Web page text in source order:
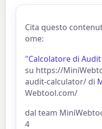
Cita questo
ome:
"Calcolatore di
su https://
audit-calculator/ di
Webtool.com/
dal team
4